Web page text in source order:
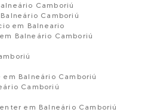
Camboriú
Camboriú
em Balneario
Balneário Camboriú
em Balneário Camboriú
Camboriú
em Balneário Camboriú